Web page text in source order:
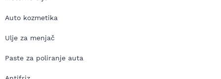
Auto kozmetika
Ulje za menjač
Paste za poliranje auta